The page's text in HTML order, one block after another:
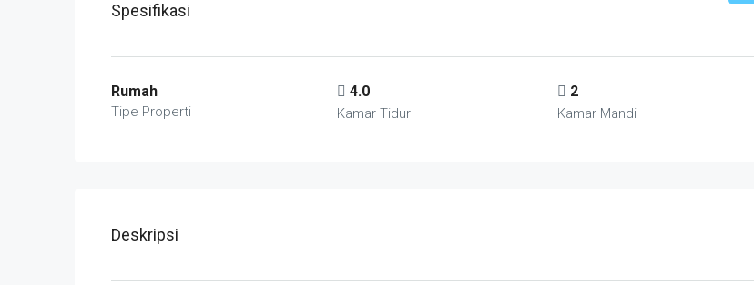
Spesifikasi
Rumah
Tipe Properti
4.0
Kamar Tidur
2
Kamar Mandi
Deskripsi